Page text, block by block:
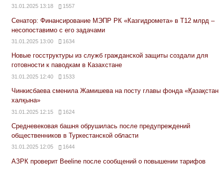
31.01.2025 13:18 1557
Сенатор: Финансирование МЭПР РК «Казгидромета» в Т12 млрд –
несопоставимо с его задачами
31.01.2025 13:00 1634
Новые госструктуры из служб гражданской защиты создали для
готовности к паводкам в Казахстане
31.01.2025 12:40 1533
Чинкисбаева сменила Жамишева на посту главы фонда «Қазақстан
халқына»
31.01.2025 12:15 1624
Средневековая башня обрушилась после предупреждений
общественников в Туркестанской области
31.01.2025 12:05 1644
АЗРК проверит Beeline после сообщений о повышении тарифов